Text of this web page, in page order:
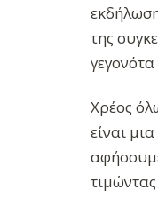
της
Χρέος
είναι